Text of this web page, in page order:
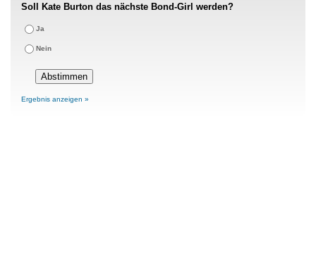
Soll Kate Burton das nächste Bond-Girl werden?
Ja
Nein
Ergebnis anzeigen »